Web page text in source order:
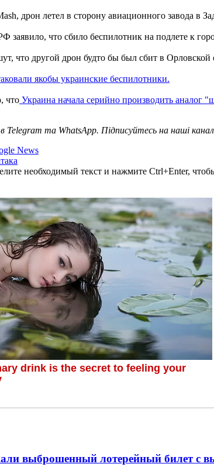
дрон летел в сторону авиационного завода в
что сбило беспилотник на подлете к
что другой дрон будто бы был сбит в Орловской
якобы украинские беспилотники.
что Украина начала серийно производить аналог
в Telegram та WhatsApp. Підписуйтесь на наші
News
необходимый текст и нажмите Ctrl+Enter,
выброшенный лотерейный билет с